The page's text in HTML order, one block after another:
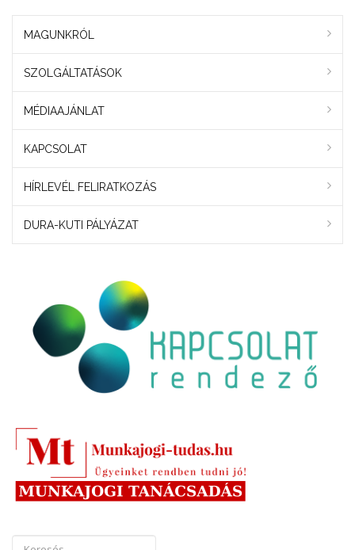
MAGUNKRÓL
SZOLGÁLTATÁSOK
MÉDIAAJÁNLAT
KAPCSOLAT
HÍRLEVÉL FELIRATKOZÁS
DURA-KUTI PÁLYÁZAT